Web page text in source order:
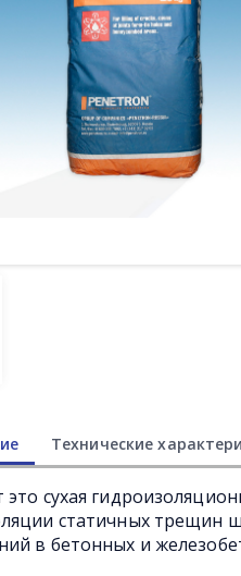
Технические
сухая
статичных трещин
в бетонных и